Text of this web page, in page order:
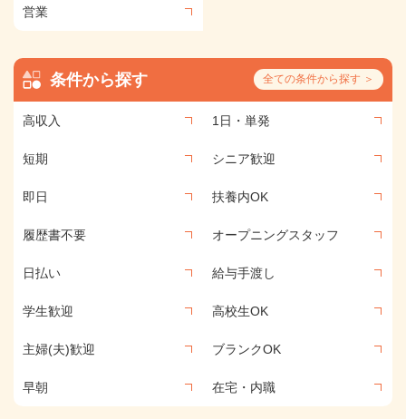
営業
条件から探す 全ての条件から探す ＞
高収入 1日・単発
短期 シニア歓迎
即日 扶養内OK
履歴書不要 オープニングスタッフ
日払い 給与手渡し
学生歓迎 高校生OK
主婦(夫)歓迎 ブランクOK
早朝 在宅・内職